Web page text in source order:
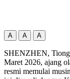
A A A
SHENZHEN,
Maret 2026, ajang
resmi memulai